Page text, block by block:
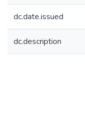
dc.date.issued
dc.description